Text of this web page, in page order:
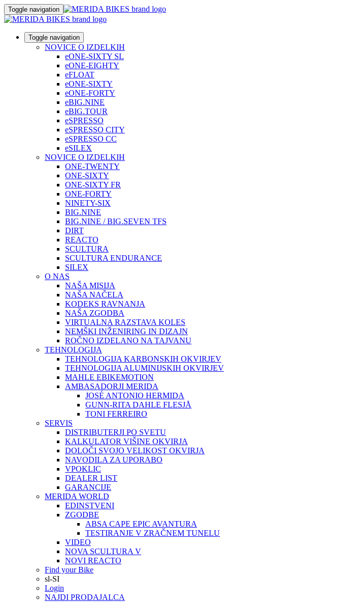
Toggle navigation
Toggle navigation
NOVICE O IZDELKIH
eONE-SIXTY SL
eONE-EIGHTY
eFLOAT
eONE-SIXTY
eONE-FORTY
eBIG.NINE
eBIG.TOUR
eSPRESSO
eSPRESSO CITY
eSPRESSO CC
eSILEX
NOVICE O IZDELKIH
ONE-TWENTY
ONE-SIXTY
ONE-SIXTY FR
ONE-FORTY
NINETY-SIX
BIG.NINE
BIG.NINE / BIG.SEVEN TFS
DIRT
REACTO
SCULTURA
SCULTURA ENDURANCE
SILEX
O NAS
NAŠA MISIJA
NAŠA NAČELA
KODEKS RAVNANJA
NAŠA ZGODBA
VIRTUALNA RAZSTAVA KOLES
NEMŠKI INŽENIRING IN DIZAJN
ROČNO IZDELANO NA TAJVANU
TEHNOLOGIJA
TEHNOLOGIJA KARBONSKIH OKVIRJEV
TEHNOLOGIJA ALUMINIJSKIH OKVIRJEV
MAHLE EBIKEMOTION
AMBASADORJI MERIDA
JOSÉ ANTONIO HERMIDA
GUNN-RITA DAHLE FLESJÅ
TONI FERREIRO
SERVIS
DISTRIBUTERJI PO SVETU
KALKULATOR VIŠINE OKVIRJA
DOLOČI SVOJO VELIKOST OKVIRJA
NAVODILA ZA UPORABO
VPOKLIC
DEALER LIST
GARANCIJE
MERIDA WORLD
EDINSTVENI
ZGODBE
ABSA CAPE EPIC AVANTURA
TESTIRANJE V ZRAČNEM TUNELU
VIDEO
NOVA SCULTURA V
NOVI REACTO
Find your Bike
sl-SI
Login
NAJDI PRODAJALCA